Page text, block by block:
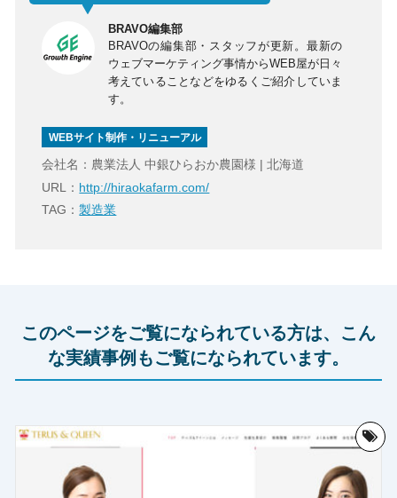
BRAVO編集部
BRAVOの編集部・スタッフが更新。最新の
ウェブマーケティング事情からWEB屋が日々
考えていることなどをゆるくご紹介していま
す。
WEBサイト制作・リニューアル
会社名：農業法人 中銀ひらおか農園様 | 北海道
URL： http://hiraokafarm.com/
TAG：製造業
このページをご覧になられている方は、こん
な実績事例もご覧になられています。